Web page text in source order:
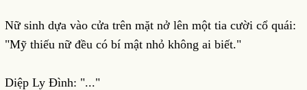
Nữ sinh dựa vào cửa trên mặt nở lên một tia cười cổ quái:
"Mỹ thiếu nữ đều có bí mật nhỏ không ai biết."
Diệp Ly Đình: "..."